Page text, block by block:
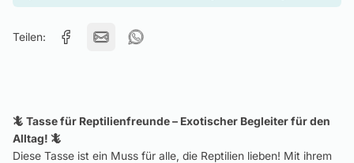
Teilen:
🦎 Tasse für Reptilienfreunde – Exotischer Begleiter für den
Alltag! 🦎
Diese Tasse ist ein Muss für alle, die Reptilien lieben! Mit ihrem